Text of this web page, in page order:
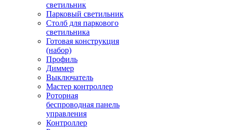
светильник
Парковый светильник
Столб для паркового
светильника
Готовая конструкция
(набор)
Профиль
Диммер
Выключатель
Мастер контроллер
Роторная
беспроводная панель
управления
Контроллер